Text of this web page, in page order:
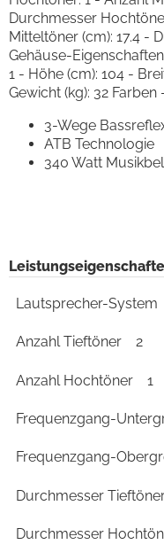
Durchmesser
Mitteltöner (cm): 17.4 -
Gehäuse-
1 - Höhe (cm): 104 -
Gewicht (kg): 32
3-Wege
ATB Technologie
340 Watt
Lautsprecher-System
Anzahl Tieftöner 2
Anzahl Hochtöner 1
Frequenzgang-
Frequenzgang-
Durchmesser
Durchmesser